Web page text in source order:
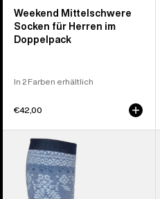
Weekend Mittelschwere
Socken für Herren im
Doppelpack
In 2 Farben erhältlich
€42,00
Burton
Imprint
Round
Socke